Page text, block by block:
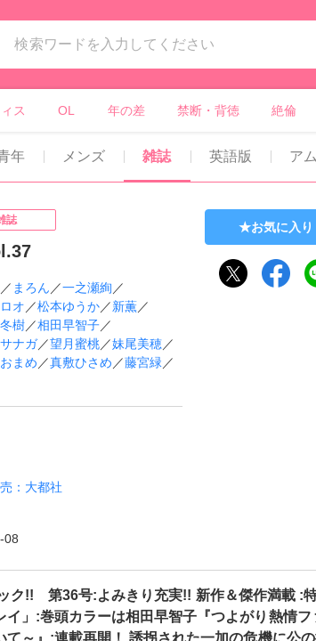
ス OL 年の差 禁断・背徳 絶倫
年 メンズ 雑誌 英語版 ア
誌
／ まろん ／一之瀬絢 ／
オ ／松本ゆうか／新薫／
樹／相田早智子／
ナガ／望月蜜桃／妹尾美穂／
まめ ／真敷ひさめ ／藤宮緑 ／
：大都社
08
お気に入り
ク!! 第36号:よみきり充実!! 新作＆傑作満載 :
イ」:巻頭カラーは相田早智子『つよがり熱情フ
て～』:連載再開！ 誘拐された一加の危機に公の